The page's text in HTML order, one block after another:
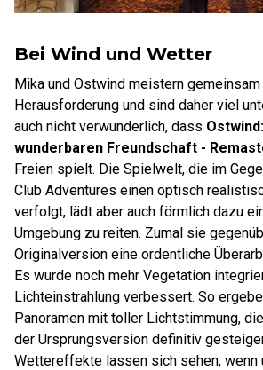
Bei Wind und Wetter
Mika und Ostwind meistern
Herausforderung und sind daher viel
auch nicht verwunderlich, dass
wunderbaren Freundschaft -
Freien spielt. Die Spielwelt, die im
Club Adventures einen optisch
verfolgt, lädt aber auch förmlich dazu
Umgebung zu reiten. Zumal sie
Originalversion eine ordentliche
Es wurde noch mehr Vegetation
Lichteinstrahlung verbessert. So
Panoramen mit toller Lichtstimmung,
der Ursprungsversion definitiv
Wettereffekte lassen sich sehen, wenn